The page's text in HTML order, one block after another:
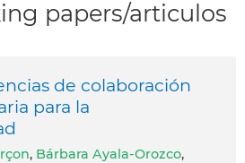
papers/articulos
de colaboración
para la
, Bárbara Ayala-Orozco,